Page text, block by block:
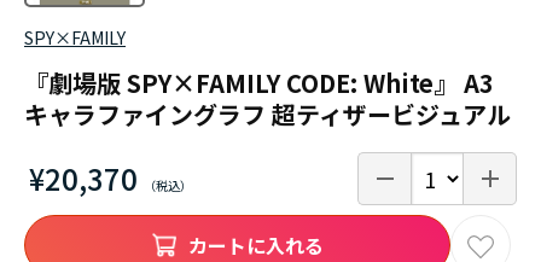
SPY×FAMILY
『劇場版 SPY×FAMILY CODE: White』 A3
キャラファイングラフ 超ティザービジュアル
¥20,370
カートに入れる